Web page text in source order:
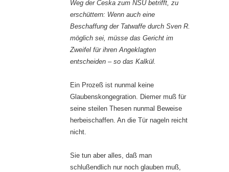
Weg der Ceska zum NSU betrifft, zu
erschüttern: Wenn auch eine
Beschaffung der Tatwaffe durch Sven R.
möglich sei, müsse das Gericht im
Zweifel für ihren Angeklagten
entscheiden – so das Kalkül.
Ein Prozeß ist nunmal keine
Glaubenskongegration. Diemer muß für
seine steilen Thesen nunmal Beweise
herbeischaffen. An die Tür nageln reicht
nicht.
Sie tun aber alles, daß man
schlußendlich nur noch glauben muß,